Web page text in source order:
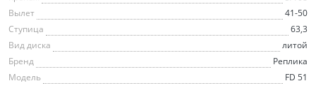
Вылет
41-50
Ступица
63,3
Вид диска
литой
Бренд
Реплика
Модель
FD 51